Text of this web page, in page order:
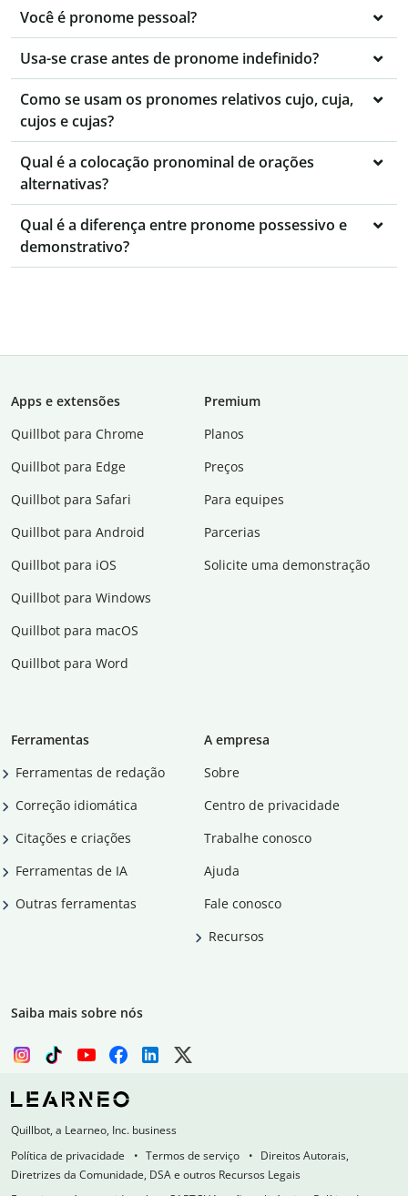
Você é pronome pessoal?
Usa-se crase antes de pronome indefinido?
Como se usam os pronomes relativos cujo, cuja,
cujos e cujas?
Qual é a colocação pronominal de orações
alternativas?
Qual é a diferença entre pronome possessivo e
demonstrativo?
Apps e extensões
Quillbot para Chrome
Quillbot para Edge
Quillbot para Safari
Quillbot para Android
Quillbot para iOS
Quillbot para Windows
Quillbot para macOS
Quillbot para Word
Premium
Planos
Preços
Para equipes
Parcerias
Solicite uma demonstração
Ferramentas
Ferramentas de redação
Correção idiomática
Citações e criações
Ferramentas de IA
Outras ferramentas
A empresa
Sobre
Centro de privacidade
Trabalhe conosco
Ajuda
Fale conosco
Recursos
Saiba mais sobre nós
Quillbot, a Learneo, Inc. business
Política de privacidade
Termos de serviço
Direitos Autorais,
Diretrizes da Comunidade, DSA e outros Recursos Legais